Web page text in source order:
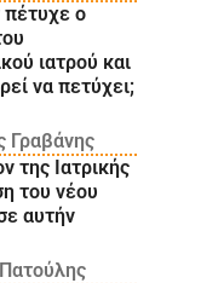
πέτυχε ο
ιατρού και
να πετύχει;
Γραβάνης
της Ιατρικής
του νέου
αυτήν